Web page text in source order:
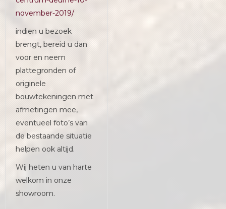
november-2019/
indien u bezoek
brengt, bereid u dan
voor en neem
plattegronden of
originele
bouwtekeningen met
afmetingen mee,
eventueel foto’s van
de bestaande situatie
helpen ook altijd.
Wij heten u van harte
welkom in onze
showroom.